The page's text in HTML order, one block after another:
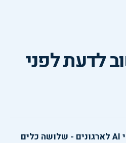
לדעת לפני
למי מתאימה סדנת כלי AI לארגונים - שלושה כלים